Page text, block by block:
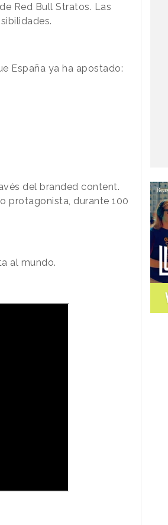
Red Bull Stratos. Las
España ya ha apostado:
del branded content.
protagonista, durante 100
al mundo.